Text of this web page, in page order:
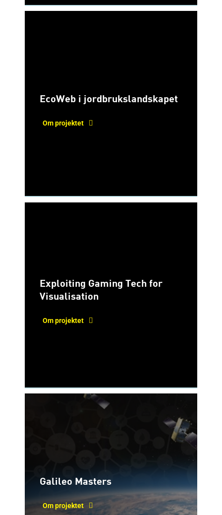
EcoWeb i jordbrukslandskapet
Om projektet
Exploiting Gaming Tech for
Visualisation
Om projektet
Galileo Masters
Om projektet